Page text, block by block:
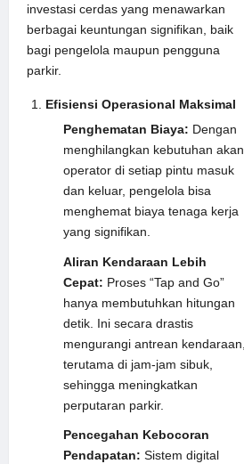
investasi cerdas yang menawarkan
berbagai keuntungan signifikan, baik
bagi pengelola maupun pengguna
parkir.
Efisiensi Operasional Maksimal
Penghematan Biaya: Dengan
menghilangkan kebutuhan akan
operator di setiap pintu masuk
dan keluar, pengelola bisa
menghemat biaya tenaga kerja
yang signifikan.
Aliran Kendaraan Lebih
Cepat: Proses “Tap and Go”
hanya membutuhkan hitungan
detik. Ini secara drastis
mengurangi antrean kendaraan,
terutama di jam-jam sibuk,
sehingga meningkatkan
perputaran parkir.
Pencegahan Kebocoran
Pendapatan: Sistem digital